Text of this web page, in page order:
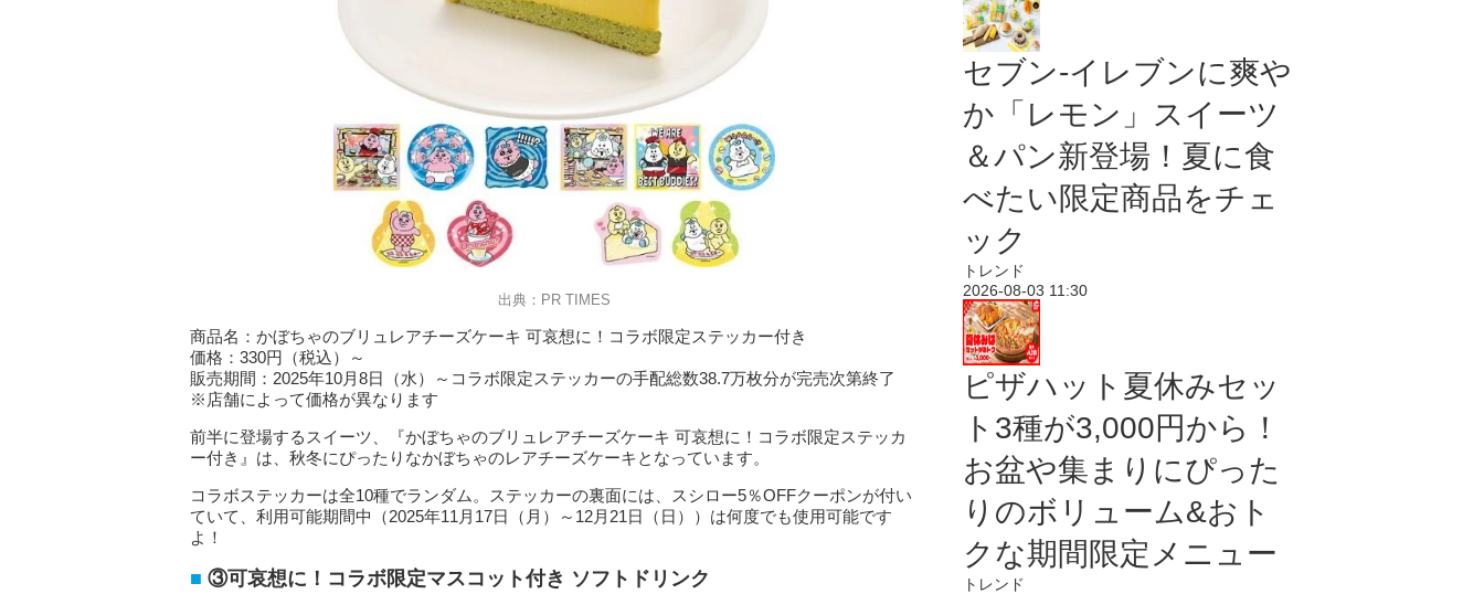
出典：PR TIMES
商品名：かぼちゃのブリュレアチーズケーキ 可哀想に！コラボ限定ステッカー付き
価格：330円（税込）～
販売期間：2025年10月8日（水）～コラボ限定ステッカーの手配総数38.7万枚分が完売次第終了
※店舗によって価格が異なります
前半に登場するスイーツ、『かぼちゃのブリュレアチーズケーキ 可哀想に！コラボ限定ステッカ
ー付き』は、秋冬にぴったりなかぼちゃのレアチーズケーキとなっています。
コラボステッカーは全10種でランダム。ステッカーの裏面には、スシロー5％OFFクーポンが付い
ていて、利用可能期間中（2025年11月17日（月）～12月21日（日））は何度でも使用可能です
よ！
③可哀想に！コラボ限定マスコット付き ソフトドリンク
セブン‐イレブンに爽や
か「レモン」スイーツ
＆パン新登場！夏に食
べたい限定商品をチェ
ック
トレンド
2026-08-03 11:30
ピザハット夏休みセッ
ト3種が3,000円から！
お盆や集まりにぴった
りのボリューム&おト
クな期間限定メニュー
トレンド